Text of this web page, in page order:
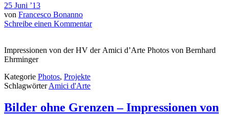
25 Juni ’13
von Francesco Bonanno
Schreibe einen Kommentar
Impressionen von der HV der Amici d’Arte Photos von Bernhard
Ehrminger
Kategorie Photos, Projekte
SchlagwörterAmici d'Arte
Bilder ohne Grenzen – Impressionen von